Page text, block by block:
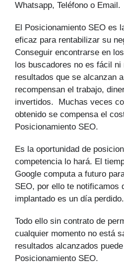
Whatsapp, Teléfono o Email.
El Posicionamiento SEO es
eficaz para rentabilizar su
Conseguir encontrarse en
los buscadores no es fácil ni
resultados que se alcanzan
recompensan el trabajo,
invertidos. Muchas veces
obtenido se compensa el
Posicionamiento SEO.
Es la oportunidad de
competencia lo hará. El
Google computa a futuro
SEO, por ello te notificamos
implantado es un día perdido.
Todo ello sin contrato de
cualquier momento no está
resultados alcanzados puede
Posicionamiento SEO.